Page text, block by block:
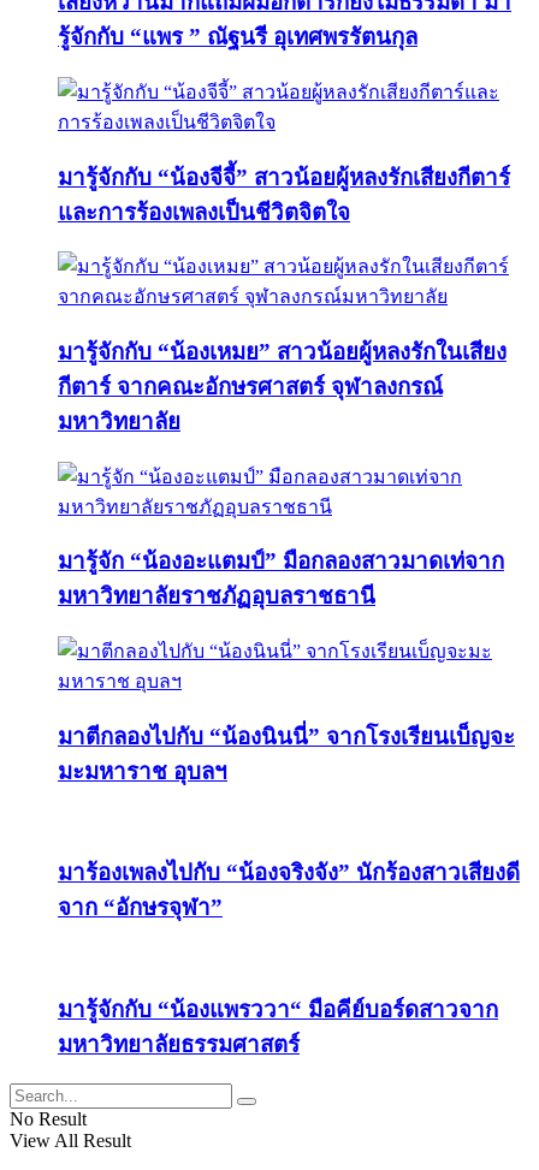
รู้จักกับ “แพร ” ณัฐนรี อุเทศพรรัตนกุล
มารู้จักกับ “น้องจีจี้” สาวน้อยผู้หลงรักเสียงกีตาร์
และการร้องเพลงเป็นชีวิตจิตใจ
มารู้จักกับ “น้องเหมย” สาวน้อยผู้หลงรักในเสียง
กีตาร์ จากคณะอักษรศาสตร์ จุฬาลงกรณ์
มหาวิทยาลัย
มารู้จัก “น้องอะแตมป์” มือกลองสาวมาดเท่จาก
มหาวิทยาลัยราชภัฏอุบลราชธานี
มาตีกลองไปกับ “น้องนินนี่” จากโรงเรียนเบ็ญจะ
มะมหาราช อุบลฯ
มาร้องเพลงไปกับ “น้องจริงจัง” นักร้องสาวเสียงดี
จาก “อักษรจุฬา”
มารู้จักกับ “น้องแพรววา“ มือคีย์บอร์ดสาวจาก
มหาวิทยาลัยธรรมศาสตร์
No Result
View All Result